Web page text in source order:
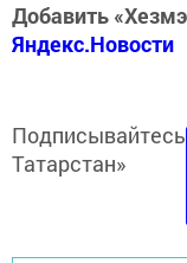
Добавить
Яндекс.Новости
Татарстан»